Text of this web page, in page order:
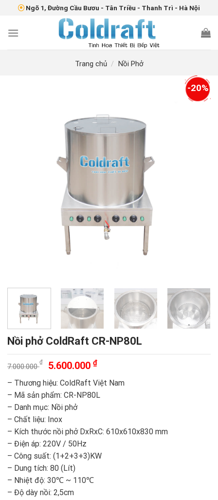
content
Ngõ 1, Đường Cầu Bươu - Tân Triều - Thanh Trì - Hà Nội
Trang chủ / Nồi Phở
-20%
Nồi phở ColdRaft CR-NP80L
7.000.000
₫
Giá
gốc
là:
7.000.000 ₫.
5.600.000 ₫Giá
hiện
tại
là:
– Thương hiệu: ColdRaft Việt Nam
– Mã sản phẩm: CR-NP80L
– Danh mục: Nồi phở
– Chất liệu: Inox
– Kích thước nồi phở DxRxC: 610x610x830 mm
– Điện áp: 220V / 50Hz
– Công suất: (1+2+3+3)KW
– Dung tích: 80 (Lít)
– Nhiệt độ: 30℃ ~ 110℃
– Độ dày nồi: 2,5cm